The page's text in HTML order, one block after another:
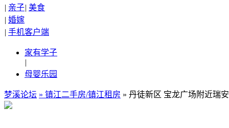
| 亲子| 美食
| 婚嫁
| 手机客户端
家有学子
|
母婴乐园
梦溪论坛 » 镇江二手房/镇江租房 » 丹徒新区 宝龙广场附近瑞